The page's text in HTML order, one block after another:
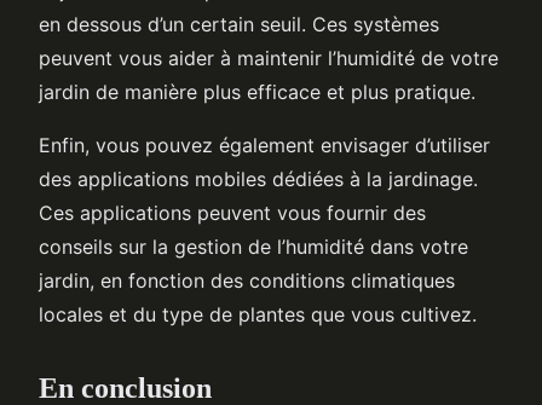
en dessous d’un certain seuil. Ces systèmes
peuvent vous aider à maintenir l’humidité de votre
jardin de manière plus efficace et plus pratique.
Enfin, vous pouvez également envisager d’utiliser
des applications mobiles dédiées à la jardinage.
Ces applications peuvent vous fournir des
conseils sur la gestion de l’humidité dans votre
jardin, en fonction des conditions climatiques
locales et du type de plantes que vous cultivez.
En conclusion